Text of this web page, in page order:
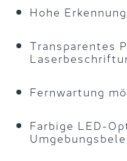
Hohe
Transparentes
Fernwartung
Farbige LED-